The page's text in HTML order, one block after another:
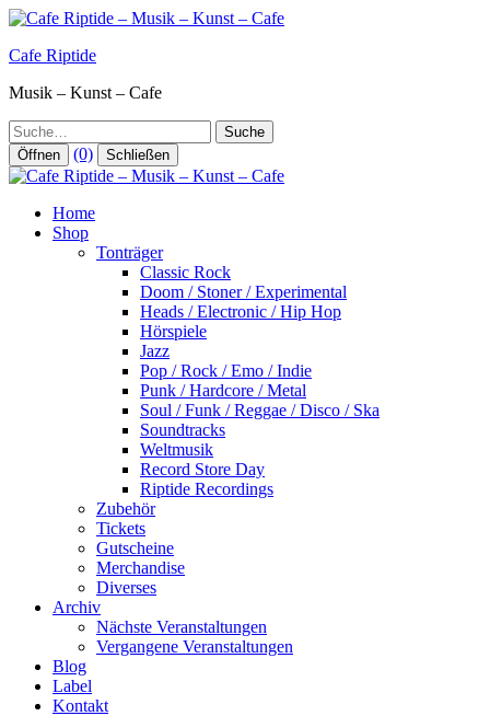
Zum
springen
Cafe Riptide
Musik – Kunst – Cafe
Suche
Öffnen (0) Schließen
Home
Shop
Tonträger
Classic Rock
Doom / Stoner / Experimental
Heads / Electronic / Hip Hop
Hörspiele
Jazz
Pop / Rock / Emo / Indie
Punk / Hardcore / Metal
Soul / Funk / Reggae / Disco / Ska
Soundtracks
Weltmusik
Record Store Day
Riptide Recordings
Zubehör
Tickets
Gutscheine
Merchandise
Diverses
Archiv
Nächste Veranstaltungen
Vergangene Veranstaltungen
Blog
Label
Kontakt